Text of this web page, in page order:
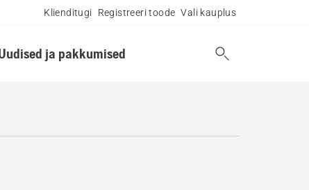
Klienditugi Registreeri toode Vali kauplus
ja pakkumised